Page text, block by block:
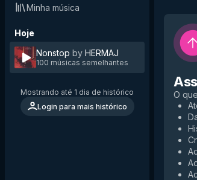
Minha música
Hoje
Nonstop by HERMAJ
100 músicas semelhantes
Mostrando até 1 dia de histórico
Login para mais histórico
O